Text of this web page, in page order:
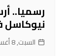
رسميا..
السبت, 8 أغسطس 2026, 15:54